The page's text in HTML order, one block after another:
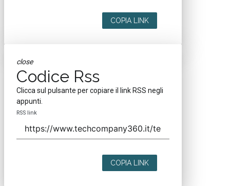
COPIA LINK
close
Codice Rss
Clicca sul pulsante per copiare il link RSS negli
appunti.
RSS link
COPIA LINK